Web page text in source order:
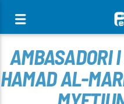
AMBASADORI
HAMAD AL-